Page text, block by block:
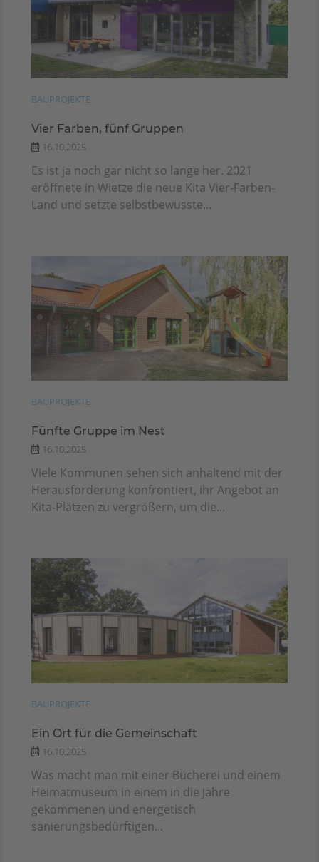
BAUPROJEKTE
Vier Farben, fünf Gruppen
16.10.2025
Es ist ja noch gar nicht so lange her. 2021
eröffnete in Wietze die neue Kita Vier-Farben-
Land und setzte selbstbewusste...
BAUPROJEKTE
Fünfte Gruppe im Nest
16.10.2025
Viele Kommunen sehen sich anhaltend mit der
Herausforderung konfrontiert, ihr Angebot an
Kita-Plätzen zu vergrößern, um die...
BAUPROJEKTE
Ein Ort für die Gemeinschaft
16.10.2025
Was macht man mit einer Bücherei und einem
Heimatmuseum in einem in die Jahre
gekommenen und energetisch
sanierungsbedürftigen...